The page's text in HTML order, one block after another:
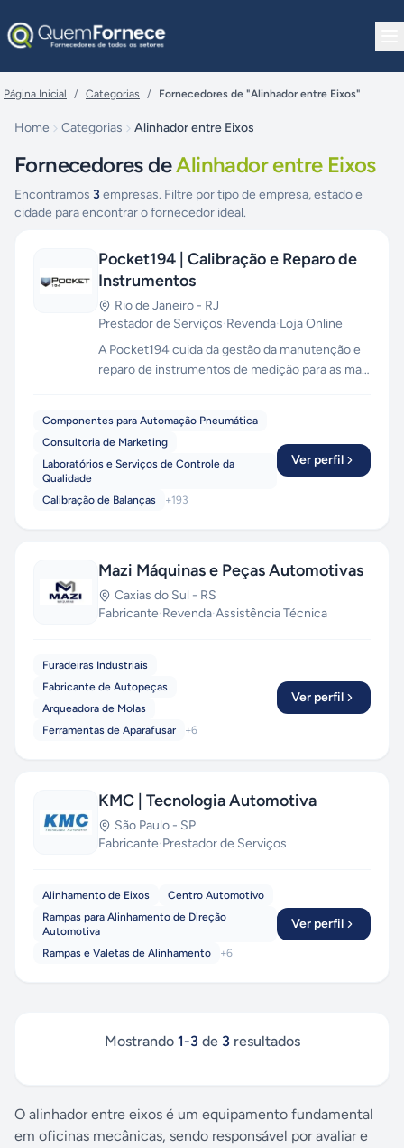
Página Inicial / Categorias / Fornecedores de "Alinhador entre Eixos"
Home Categorias Alinhador entre Eixos
Fornecedores deAlinhador entre Eixos
Encontramos 3 empresas. Filtre por tipo de empresa, estado e
cidade para encontrar o fornecedor ideal.
Pocket194 | Calibração e Reparo de
Instrumentos
Rio de Janeiro - RJ
Prestador de Serviços·Revenda·Loja Online
A Pocket194 cuida da gestão da manutenção e
reparo de instrumentos de medição para as mais
na Calibração e Reparo de: Manômetros Digitais
e Analógicos, Manovacuômetro, Transmissores,
Controladores, Pressostatos, Válvulas,
etc.
Componentes para Automação Pneumática
Consultoria de Marketing
Laboratórios e Serviços de Controle da
Qualidade
Calibração de Balanças
+193
Ver perfil
Mazi Máquinas e Peças Automotivas
Caxias do Sul - RS
Fabricante·Revenda·Assistência Técnica
Furadeiras Industriais
Fabricante de Autopeças
Arqueadora de Molas
Ferramentas de Aparafusar
+6
Ver perfil
KMC | Tecnologia Automotiva
São Paulo - SP
Fabricante·Prestador de Serviços
Alinhamento de Eixos
Centro Automotivo
Rampas para Alinhamento de Direção
Automotiva
Rampas e Valetas de Alinhamento
+6
Ver perfil
Mostrando 1-3 de 3 resultados
O alinhador entre eixos é um equipamento fundamental
em oficinas mecânicas, sendo responsável por avaliar e